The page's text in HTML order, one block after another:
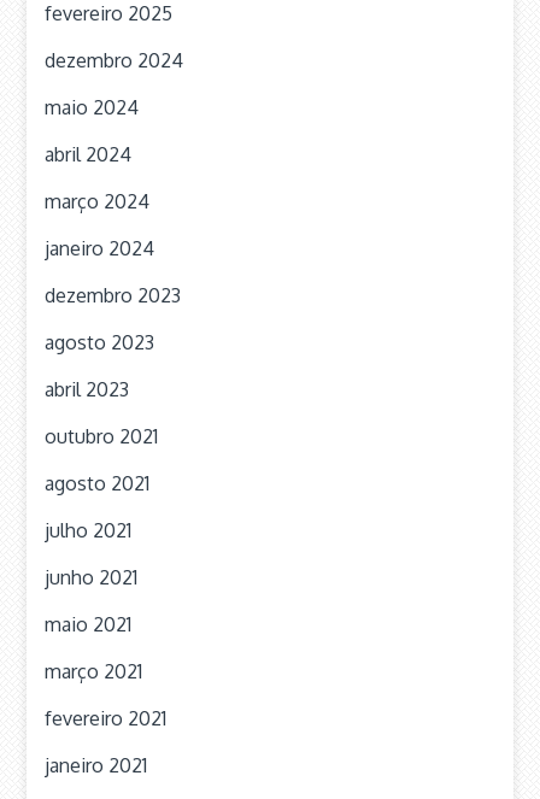
fevereiro 2025
dezembro 2024
maio 2024
abril 2024
março 2024
janeiro 2024
dezembro 2023
agosto 2023
abril 2023
outubro 2021
agosto 2021
julho 2021
junho 2021
maio 2021
março 2021
fevereiro 2021
janeiro 2021